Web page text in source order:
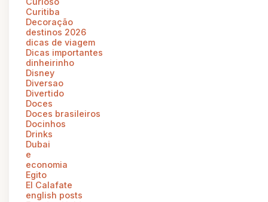
Curitiba
Decoração
destinos 2026
dicas de viagem
Dicas importantes
dinheirinho
Disney
Diversao
Divertido
Doces
Doces brasileiros
Docinhos
Drinks
Dubai
e
economia
Egito
El Calafate
english posts